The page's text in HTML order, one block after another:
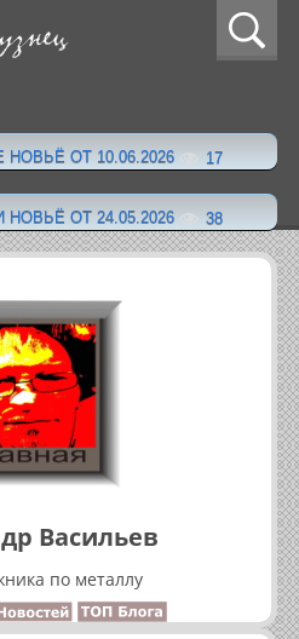
ОТ 10.06.2026 17
ОТ 24.05.2026 38
Васильев
по металлу